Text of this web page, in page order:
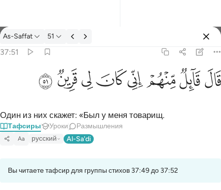
Тафсир: As-Saffat 37:51
As-Saffat 51
37:51
قال قايل منهم اني كان لي قرين ٥١
قَالَ قَآئِلٌۭ مِّنْهُمْ إِنِّى كَانَ لِى قَرِينٌۭ ٥١
ﳝﳞﳟﳠﳡﳢﳣﳤ
Один из них скажет: «Был у меня товарищ.
Тафсиры Уроки Размышления
Aa русский Al-Sa'di
Вы читаете тафсир для группы стихов 37:49 до 37:52